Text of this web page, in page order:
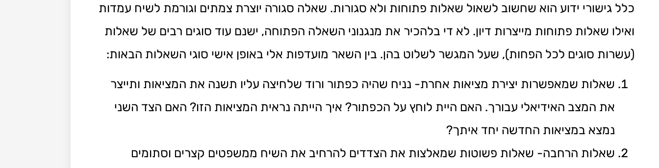
כלל גישורי ידוע הוא שחשוב לשאול שאלות פתוחות ולא סגורות. שאלה סגורה יוצרת צמתים וגורמת לשיח עמדות
ואילו שאלות פתוחות מייצרות דיון. לא די בלהכיר את מנגנוני השאלה הפתוחה, ישנם עוד סוגים רבים של שאלות
(עשרות סוגים לכל הפחות), שעל המגשר לשלוט בהן. בין השאר מועדפות אלי באופן אישי סוגי השאלות הבאות:
שאלות שמאפשרות יצירת מציאות אחרת- נניח שהיה כפתור ורוד שלחיצה עליו תשנה את המציאות ותייצר
את המצב האידיאלי עבורך. האם היית לוחץ על הכפתור? איך הייתה נראית המציאות הזו? האם הצד השני
נמצא במציאות החדשה יחד איתך?
שאלות הרחבה- שאלות פשוטות שמאלצות את הצדדים להרחיב את השיח ממשפטים קצרים וסתומים